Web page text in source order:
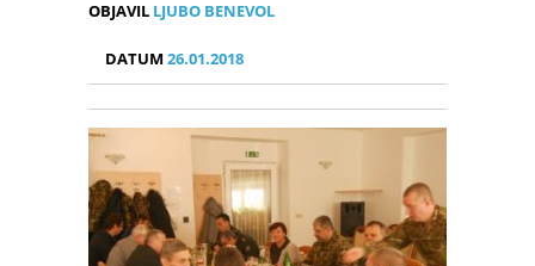
OBJAVIL LJUBO BENEVOL
DATUM26.01.2018